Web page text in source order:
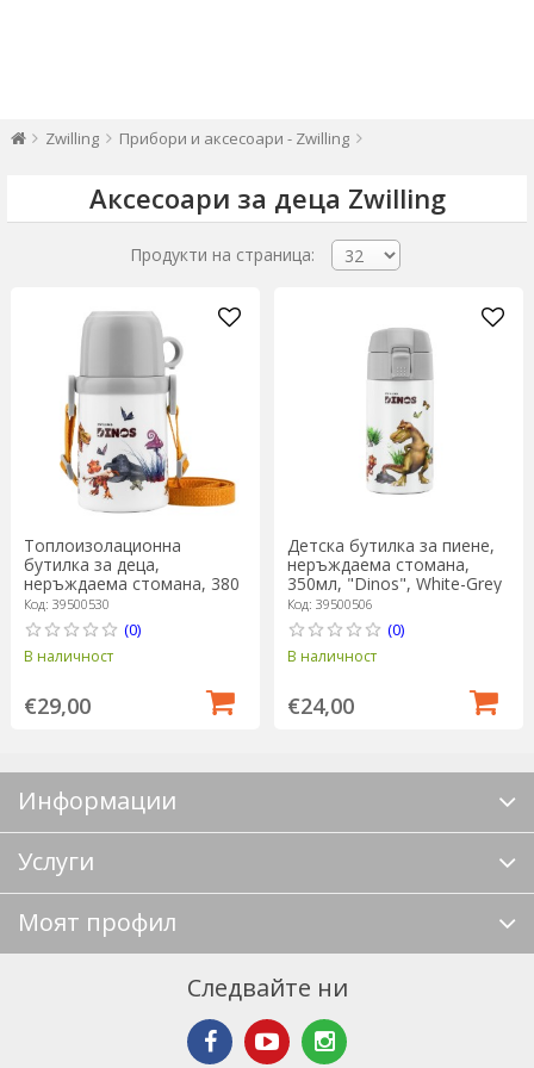
Zwilling Прибори и аксесоари - Zwilling
Аксесоари за деца Zwilling
Продукти на страница:
Топлоизолационна
бутилка за деца,
неръждаема стомана, 380
мл, БЯЛО-СИВО - Zwilling
Код: 39500530
(0)
В наличност
€29,00
Детска бутилка за пиене,
неръждаема стомана,
350мл, "Dinos", White-Grey
- Zwilling
Код: 39500506
(0)
В наличност
€24,00
Информации
Услуги
Моят профил
Следвайте ни